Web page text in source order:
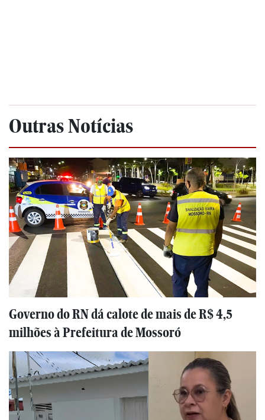
Outras Notícias
Governo do RN dá calote de mais de R$ 4,5
milhões à Prefeitura de Mossoró